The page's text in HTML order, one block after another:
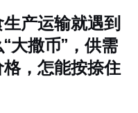
产运输就遇到
大撒币”，供需
，怎能按捺住